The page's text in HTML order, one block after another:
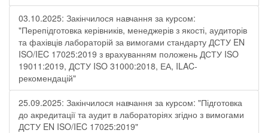
03.10.2025: Закінчилося навчання за курсом:
"Перепідготовка керівників, менеджерів з якості, аудиторів
та фахівців лабораторій за вимогами стандарту ДСТУ EN
ISO/IEC 17025:2019 з врахуванням положень ДСТУ ISO
19011:2019, ДСТУ ISO 31000:2018, ЕА, ILAC-
рекомендацій"
25.09.2025: Закінчилося навчання за курсом: "Підготовка
до акредитації та аудит в лабораторіях згідно з вимогами
ДСТУ EN ISO/IEC 17025:2019"